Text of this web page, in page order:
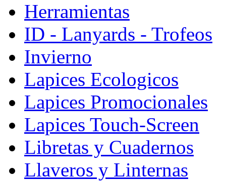
Herramientas
ID - Lanyards - Trofeos
Invierno
Lapices Ecologicos
Lapices Promocionales
Lapices Touch-Screen
Libretas y Cuadernos
Llaveros y Linternas